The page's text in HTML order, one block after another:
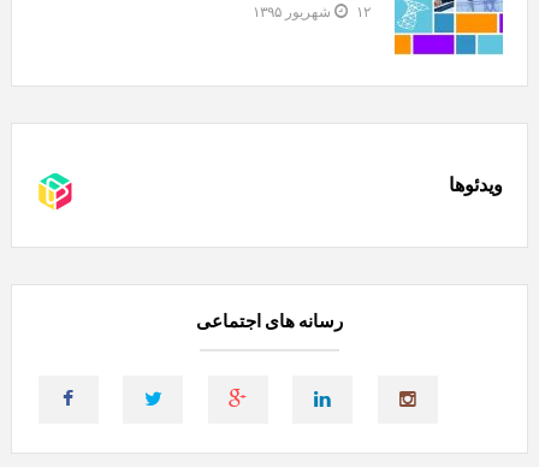
۱۲ شهریور ۱۳۹۵
ویدئوها
رسانه های اجتماعی